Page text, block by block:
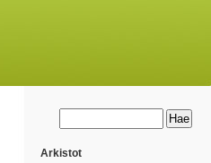
Arkistot